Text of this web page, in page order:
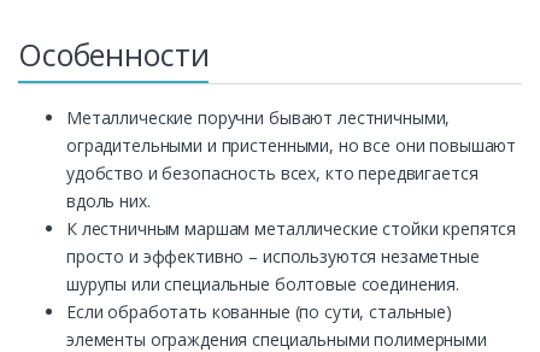
Особенности
Металлические поручни бывают лестничными,
оградительными и пристенными, но все они повышают
удобство и безопасность всех, кто передвигается
вдоль них.
К лестничным маршам металлические стойки крепятся
просто и эффективно – используются незаметные
шурупы или специальные болтовые соединения.
Если обработать кованные (по сути, стальные)
элементы ограждения специальными полимерными